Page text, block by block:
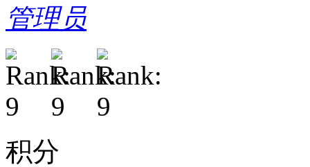
管理员
积分